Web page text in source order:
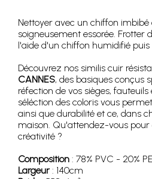
Nettoyer avec un chiffon imbibé
soigneusement essorée. Frotter
l'aide d'un chiffon humidifié puis
Découvrez nos similis cuir
CANNES, des basiques conçus
réfection de vos sièges, fauteuils
séléction des coloris vous
ainsi que durabilité et ce, dans
maison. Qu'attendez-vous
créativité ?
Composition : 78% PVC - 20%
Largeur: 140cm